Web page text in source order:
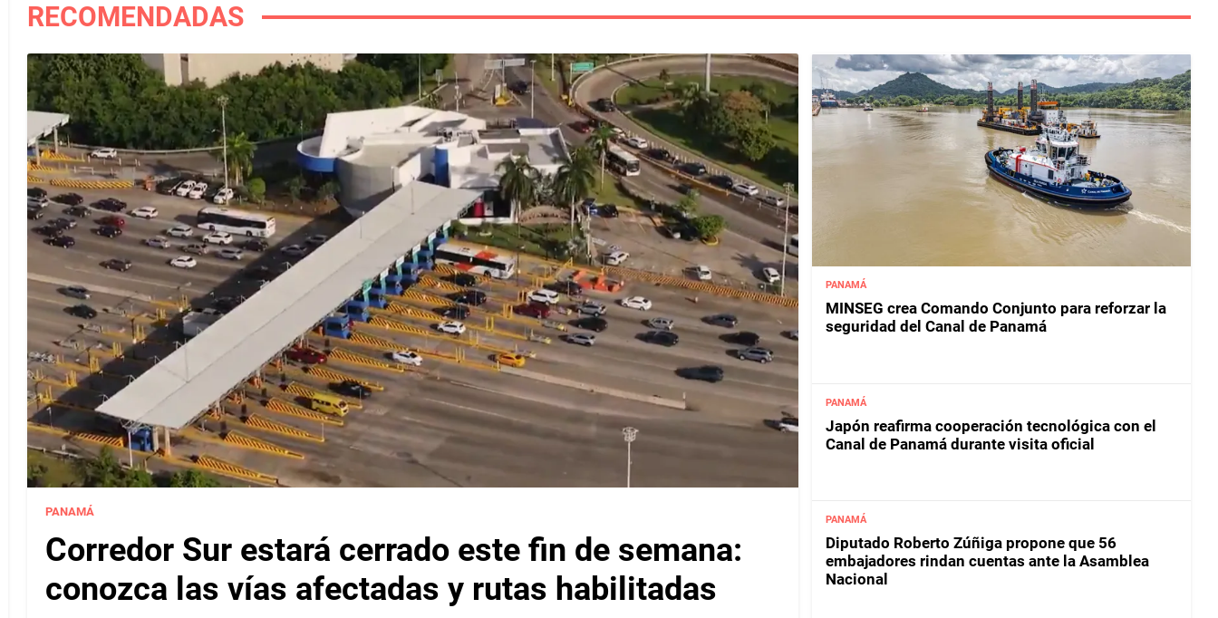
RECOMENDADAS
PANAMÁ
Corredor Sur estará cerrado este fin de semana:
conozca las vías afectadas y rutas habilitadas
PANAMÁ
MINSEG crea Comando Conjunto para reforzar la
seguridad del Canal de Panamá
PANAMÁ
Japón reafirma cooperación tecnológica con el
Canal de Panamá durante visita oficial
PANAMÁ
Diputado Roberto Zúñiga propone que 56
embajadores rindan cuentas ante la Asamblea
Nacional